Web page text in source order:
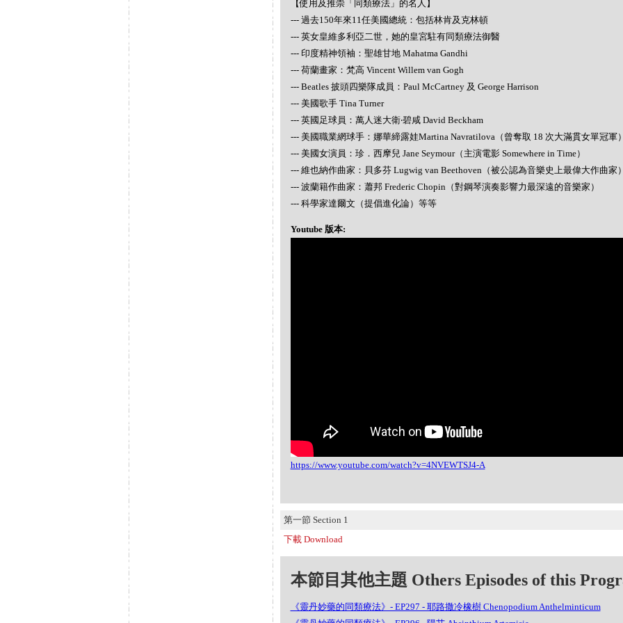
【使用及推崇「同類療法」的名人】
--- 過去150年來11任美國總統：包括林肯及克林頓
--- 英女皇維多利亞二世，她的皇宮駐有同類療法御醫
--- 印度精神領袖：聖雄甘地 Mahatma Gandhi
--- 荷蘭畫家：梵高 Vincent Willem van Gogh
--- Beatles 披頭四樂隊成員：Paul McCartney 及 George Harrison
--- 美國歌手 Tina Turner
--- 英國足球員：萬人迷大衛‧碧咸 David Beckham
--- 美國職業網球手：娜華締露娃Martina Navratilova（曾奪取 18 次大滿貫女單冠軍
--- 美國女演員：珍．西摩兒 Jane Seymour（主演電影 Somewhere in Time）
--- 維也納作曲家：貝多芬 Lugwig van Beethoven（被公認為音樂史上最偉大作曲家
--- 波蘭籍作曲家：蕭邦 Frederic Chopin（對鋼琴演奏影響力最深遠的音樂家）
--- 科學家達爾文（提倡進化論）等等
Youtube 版本:
https://www.youtube.com/watch?v=4NVEWTSJ4-A
第一節 Section 1
下載 Download
本節目其他主題 Others Episodes of this
《靈丹妙藥的同類療法》- EP297 - 耶路撒冷橡樹 Chenopodium Anthelminticum